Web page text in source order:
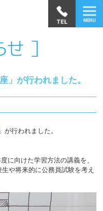
」が行われました。
」が行われました。
に向けた学習方法の講義を、
や将来的に公務員試験を考え